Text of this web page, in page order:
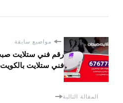
مواضيع سابقة
فني ستلايت بالكويت
المقالة التالية